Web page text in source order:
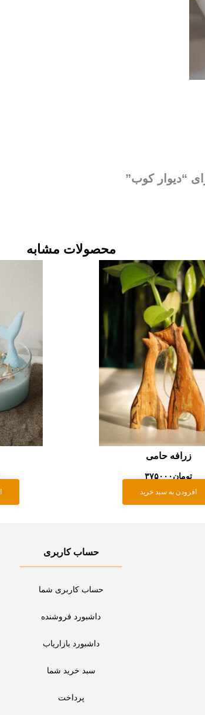
“دیوار کوب”
محصولات مشابه
زرافه حامی
تومان۳۷۵۰۰۰
افزودن به سبد خرید
حساب کاربری
حساب کاربری شما
داشبورد فروشنده
داشبورد بازاریاب
سبد خرید شما
پرداخت